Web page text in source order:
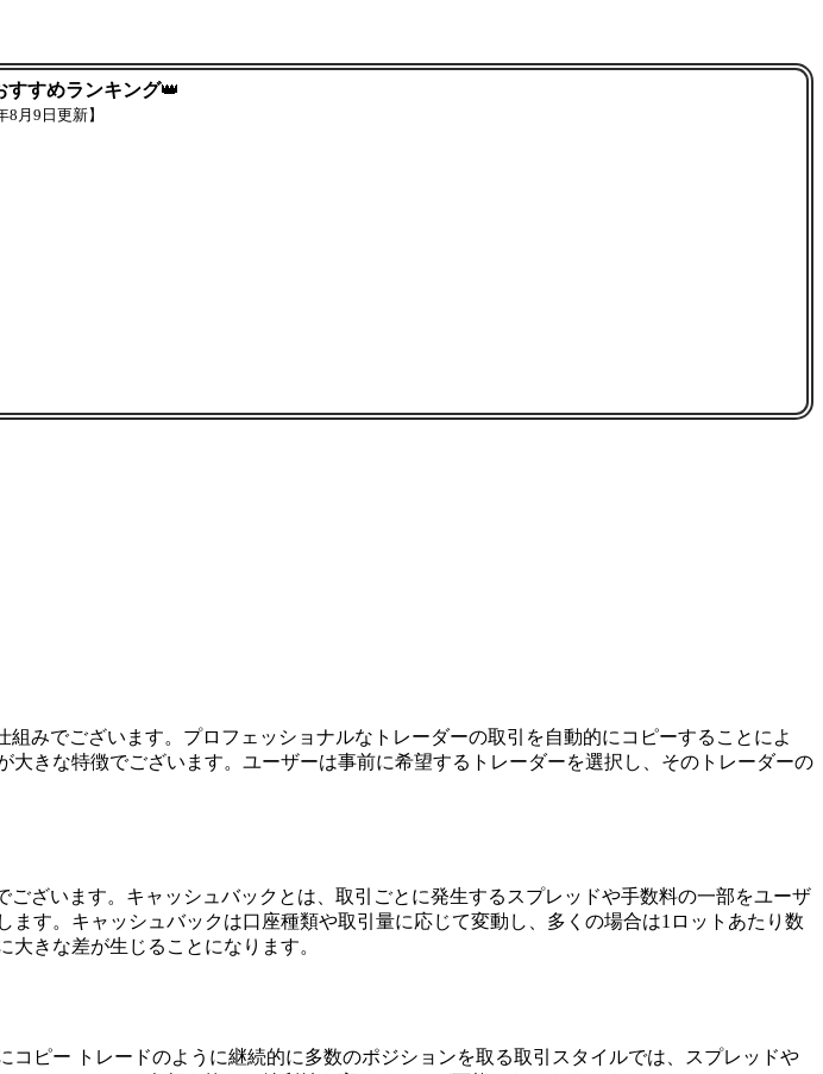
すすめランキング👑
8月9日更新】
みでございます。プロフェッショナルなトレーダーの取引を自動的にコピーすることによ
きな特徴でございます。ユーザーは事前に希望するトレーダーを選択し、そのトレーダーの
ざいます。キャッシュバックとは、取引ごとに発生するスプレッドや手数料の一部をユーザ
す。キャッシュバックは口座種類や取引量に応じて変動し、多くの場合は1ロットあたり数
きな差が生じることになります。
ピー トレードのように継続的に多数のポジションを取る取引スタイルでは、スプレッドや